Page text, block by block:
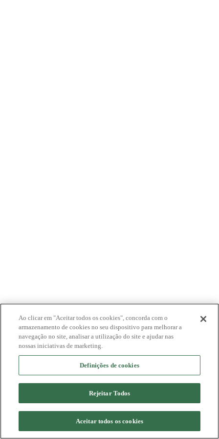
Ao clicar em "Aceitar todos os cookies", concorda com o
armazenamento de cookies no seu dispositivo para melhorar a
navegação no site, analisar a utilização do site e ajudar nas
nossas iniciativas de marketing.
Definições de cookies
Rejeitar Todos
Aceitar todos os cookies